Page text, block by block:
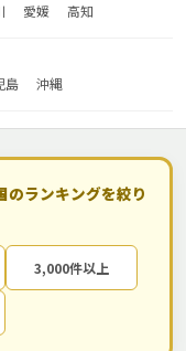
愛媛 高知
島 沖縄
のランキングを絞り
3,000件以上